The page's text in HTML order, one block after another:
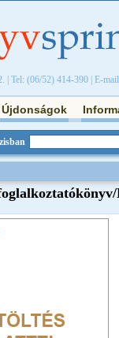
| Tel: (06/52) 414-390 | E-
Újdonságok